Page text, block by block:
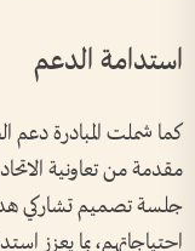
استدامة الدعم
كما شملت المبادرة
مقدمة من تعاونية
جلسة تصميم تشاركي
احتياجاتهم، بما يعزز